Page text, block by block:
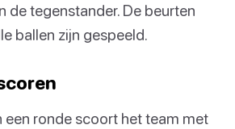
de tegenstander. De beurten
ballen zijn gespeeld.
een ronde scoort het team met